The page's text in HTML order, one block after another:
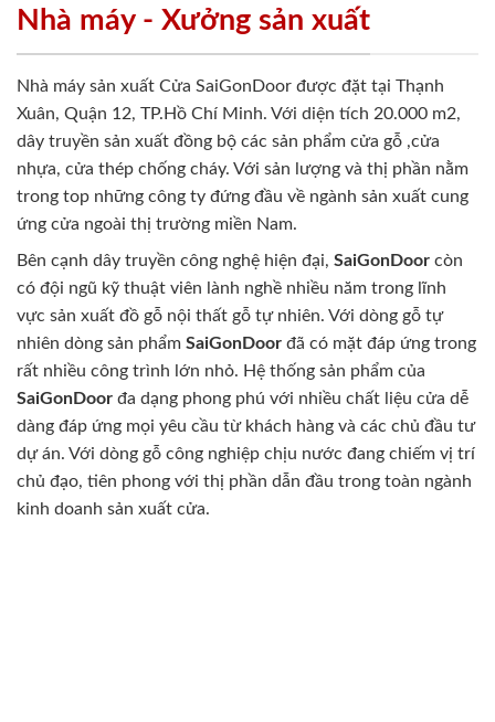
Nhà máy - Xưởng sản xuất
Nhà máy sản xuất Cửa SaiGonDoor được đặt tại Thạnh
Xuân, Quận 12, TP.Hồ Chí Minh. Với diện tích 20.000 m2,
dây truyền sản xuất đồng bộ các sản phẩm cửa gỗ ,cửa
nhựa, cửa thép chống cháy. Với sản lượng và thị phần nằm
trong top những công ty đứng đầu về ngành sản xuất cung
ứng cửa ngoài thị trường miền Nam.
Bên cạnh dây truyền công nghệ hiện đại, SaiGonDoor còn
có đội ngũ kỹ thuật viên lành nghề nhiều năm trong lĩnh
vực sản xuất đồ gỗ nội thất gỗ tự nhiên. Với dòng gỗ tự
nhiên dòng sản phẩm SaiGonDoor đã có mặt đáp ứng trong
rất nhiều công trình lớn nhỏ. Hệ thống sản phẩm của
SaiGonDoor đa dạng phong phú với nhiều chất liệu cửa dễ
dàng đáp ứng mọi yêu cầu từ khách hàng và các chủ đầu tư
dự án. Với dòng gỗ công nghiệp chịu nước đang chiếm vị trí
chủ đạo, tiên phong với thị phần dẫn đầu trong toàn ngành
kinh doanh sản xuất cửa.